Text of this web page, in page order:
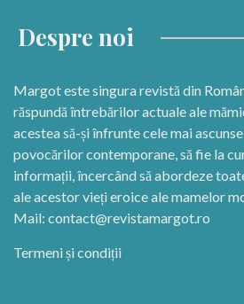
Despre noi
Margot este singura revistă din
răspundă întrebărilor actuale ale
acestea să-și înfrunte cele mai
povocărilor contemporane, să fie la
informații, încercând să abordeze
ale acestor vieți eroice ale mamelor
Mail: contact@revistamargot.ro
Termeni și condiții